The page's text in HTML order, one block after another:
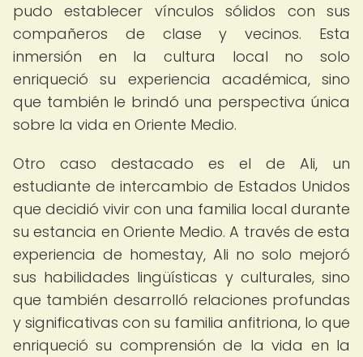
pudo establecer vínculos sólidos con sus
compañeros de clase y vecinos. Esta
inmersión en la cultura local no solo
enriqueció su experiencia académica, sino
que también le brindó una perspectiva única
sobre la vida en Oriente Medio.
Otro caso destacado es el de Ali, un
estudiante de intercambio de Estados Unidos
que decidió vivir con una familia local durante
su estancia en Oriente Medio. A través de esta
experiencia de homestay, Ali no solo mejoró
sus habilidades lingüísticas y culturales, sino
que también desarrolló relaciones profundas
y significativas con su familia anfitriona, lo que
enriqueció su comprensión de la vida en la